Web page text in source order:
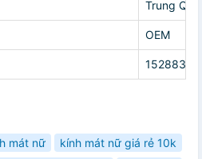
Trung
OEM
mát nữ
kính mát nữ giá rẻ 10k